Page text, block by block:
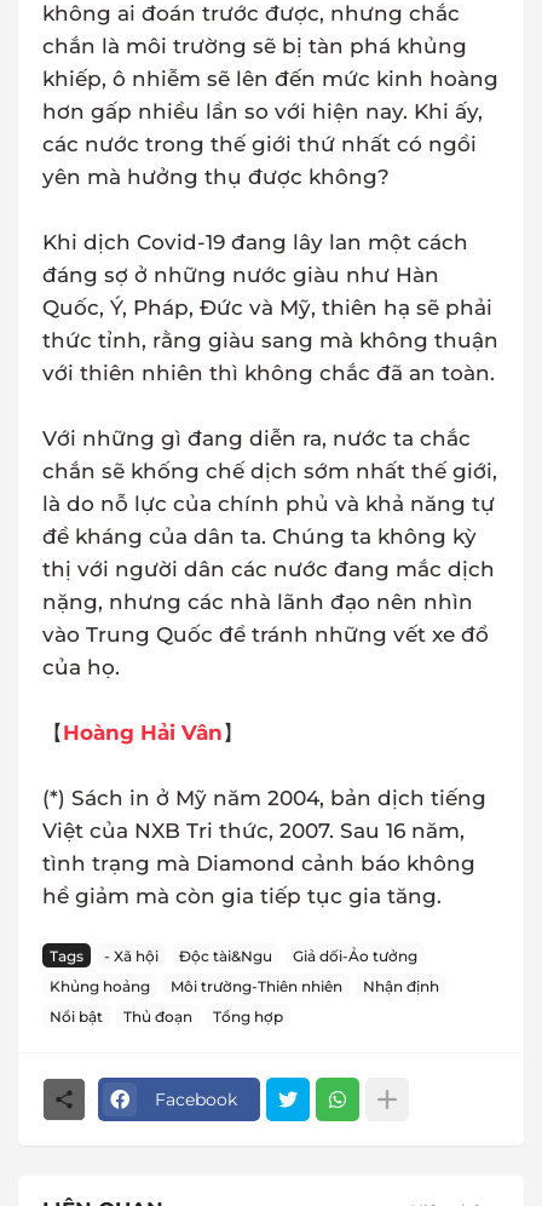
không ai đoán trước được, nhưng chắc
chắn là môi trường sẽ bị tàn phá khủng
khiếp, ô nhiễm sẽ lên đến mức kinh hoàng
hơn gấp nhiều lần so với hiện nay. Khi ấy,
các nước trong thế giới thứ nhất có ngồi
yên mà hưởng thụ được không?
Khi dịch Covid-19 đang lây lan một cách
đáng sợ ở những nước giàu như Hàn
Quốc, Ý, Pháp, Đức và Mỹ, thiên hạ sẽ phải
thức tỉnh, rằng giàu sang mà không thuận
với thiên nhiên thì không chắc đã an toàn.
Với những gì đang diễn ra, nước ta chắc
chắn sẽ khống chế dịch sớm nhất thế giới,
là do nỗ lực của chính phủ và khả năng tự
đề kháng của dân ta. Chúng ta không kỳ
thị với người dân các nước đang mắc dịch
nặng, nhưng các nhà lãnh đạo nên nhìn
vào Trung Quốc để tránh những vết xe đổ
của họ.
【 Hoàng Hải Vân 】
(*) Sách in ở Mỹ năm 2004, bản dịch tiếng
Việt của NXB Tri thức, 2007. Sau 16 năm,
tình trạng mà Diamond cảnh báo không
hề giảm mà còn gia tiếp tục gia tăng.
Tags - Xã hội Độc tài&Ngu
Giả dối-Ảo tưởng
Khủng hoảng
Môi trường-Thiên nhiên
Nhận định
Nổi bật
Thủ đoạn Tổng hợp
Facebook